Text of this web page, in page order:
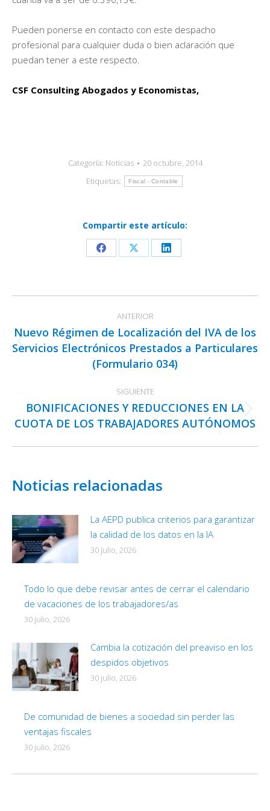
Pueden ponerse en contacto con este despacho
profesional para cualquier duda o bien aclaración que
puedan tener a este respecto.
CSF Consulting Abogados y Economistas,
Categoría: Noticias
20 octubre, 2014
Etiquetas:
Fiscal - Contable
Compartir este artículo:
Share
Facebook
Share
X
Share
LinkedIn
entre
publicaciones
ANTERIOR
Publicación
anterior:
Nuevo Régimen de Localización del IVA de los
Servicios Electrónicos Prestados a Particulares
(Formulario 034)
SIGUIENTE
Publicación
siguiente:
BONIFICACIONES Y REDUCCIONES EN LA
CUOTA DE LOS TRABAJADORES AUTÓNOMOS
Noticias relacionadas
La AEPD publica criterios para garantizar
la calidad de los datos en la IA
30 julio, 2026
Todo lo que debe revisar antes de cerrar el calendario
de vacaciones de los trabajadores/as
30 julio, 2026
Cambia la cotización del preaviso en los
despidos objetivos
30 julio, 2026
De comunidad de bienes a sociedad sin perder las
ventajas fiscales
30 julio, 2026